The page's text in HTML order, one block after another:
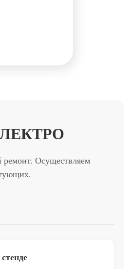
ремонт. Осуществляем